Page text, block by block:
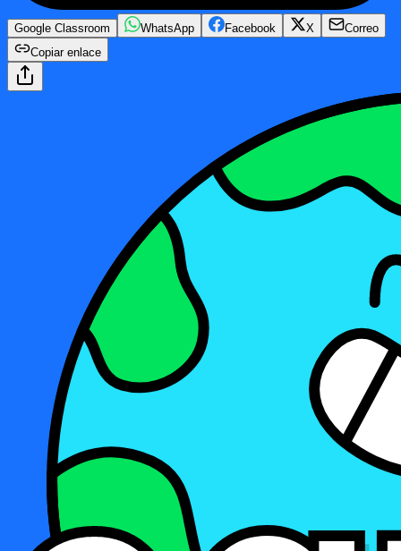
Google Classroom WhatsApp Facebook X
Correo
Copiar enlace